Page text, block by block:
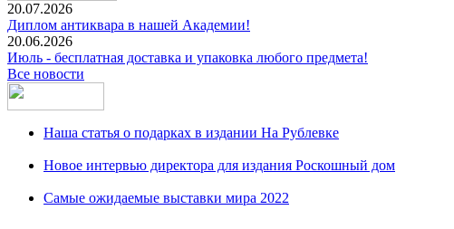
20.07.2026
Диплом антиквара в нашей Академии!
20.06.2026
Июль - бесплатная доставка и упаковка любого предмета!
Все новости
Наша статья о подарках в издании На Рублевке
Новое интервью директора для издания Роскошный дом
Самые ожидаемые выставки мира 2022